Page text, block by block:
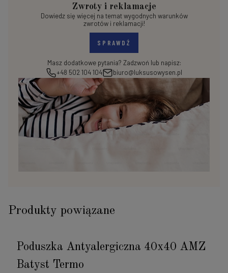
Zwroty i reklamacje
Dowiedz się więcej na temat wygodnych warunków
zwrotów i reklamacji!
SPRAWDŹ
Masz dodatkowe pytania? Zadzwoń lub napisz:
+48 502 104 104
biuro@luksusowysen.pl
Produkty powiązane
Poduszka Antyalergiczna 40x40 AMZ
Batyst Termo